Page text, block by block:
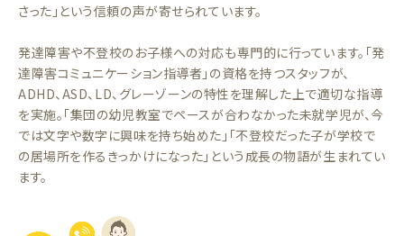
さった」という信頼の声が寄せられています。
発達障害や不登校のお子様への対応も専門的に行っています。「発
達障害コミュニケーション指導者」の資格を持つスタッフが、
ADHD、ASD、LD、グレーゾーンの特性を理解した上で適切な指導
を実施。「集団の幼児教室でペースが合わなかった未就学児が、今
では文字や数字に興味を持ち始めた」「不登校だった子が学校で
の居場所を作るきっかけになった」という成長の物語が生まれてい
ます。